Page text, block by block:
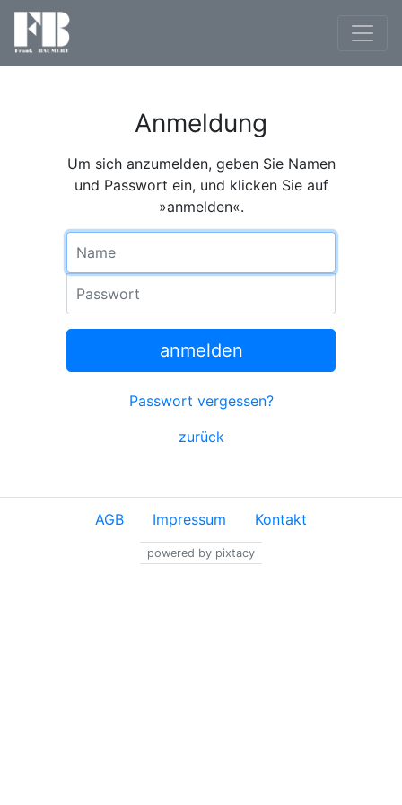
Anmeldung
Um sich anzumelden, geben Sie Namen
und Passwort ein, und klicken Sie auf
»anmelden«.
anmelden
Passwort vergessen?
zurück
AGB Impressum Kontakt
powered by pixtacy